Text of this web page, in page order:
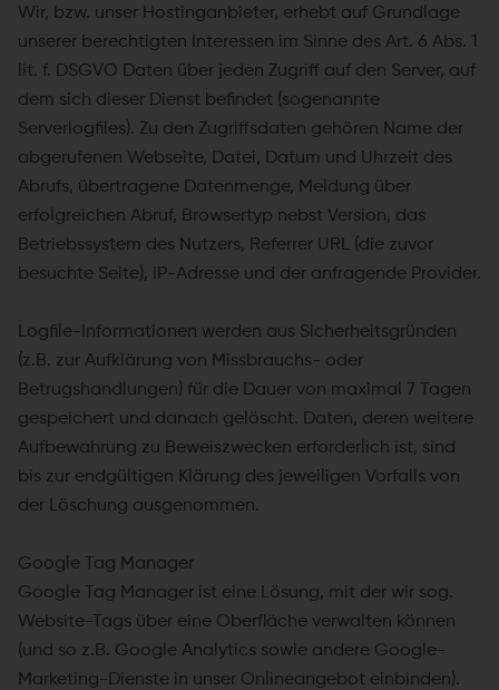
Wir, bzw. unser Hostinganbieter, erhebt auf Grundlage
unserer berechtigten Interessen im Sinne des Art. 6 Abs. 1
lit. f. DSGVO Daten über jeden Zugriff auf den Server, auf
dem sich dieser Dienst befindet (sogenannte
Serverlogfiles). Zu den Zugriffsdaten gehören Name der
abgerufenen Webseite, Datei, Datum und Uhrzeit des
Abrufs, übertragene Datenmenge, Meldung über
erfolgreichen Abruf, Browsertyp nebst Version, das
Betriebssystem des Nutzers, Referrer URL (die zuvor
besuchte Seite), IP-Adresse und der anfragende Provider.
Logfile-Informationen werden aus Sicherheitsgründen
(z.B. zur Aufklärung von Missbrauchs- oder
Betrugshandlungen) für die Dauer von maximal 7 Tagen
gespeichert und danach gelöscht. Daten, deren weitere
Aufbewahrung zu Beweiszwecken erforderlich ist, sind
bis zur endgültigen Klärung des jeweiligen Vorfalls von
der Löschung ausgenommen.
Google Tag Manager
Google Tag Manager ist eine Lösung, mit der wir sog.
Website-Tags über eine Oberfläche verwalten können
(und so z.B. Google Analytics sowie andere Google-
Marketing-Dienste in unser Onlineangebot einbinden).